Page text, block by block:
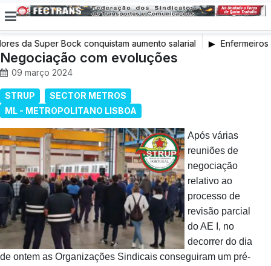
da Super Bock conquistam aumento salarial
Enfermeiros
Negociação com evoluções
09 março 2024
STRUP
SECTOR METROS
ML - METROPOLITANO LISBOA
Após várias
reuniões de
negociação
relativo ao
processo de
revisão parcial
do AE I, no
decorrer do dia
de ontem as Organizações Sindicais conseguiram um pré-